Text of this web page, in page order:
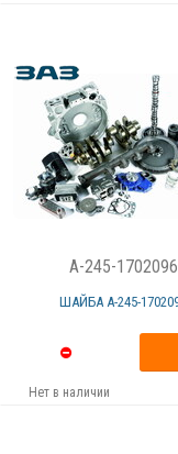
A-245-1702096
ШАЙБА А-245-
Нет в наличии